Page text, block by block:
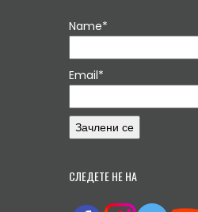
Name*
Email*
СЛЕДЕТЕ НЕ НА